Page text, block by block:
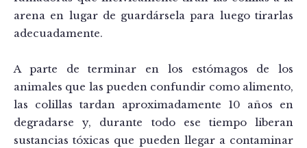
arena en lugar de guardársela para luego tirarlas
adecuadamente.
A parte de terminar en los estómagos de los
animales que las pueden confundir como alimento,
las colillas tardan aproximadamente 10 años en
degradarse y, durante todo ese tiempo liberan
sustancias tóxicas que pueden llegar a contaminar